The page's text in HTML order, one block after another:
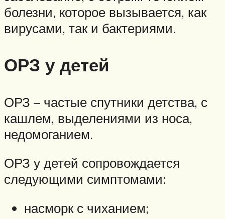
болезни, которое вызывается, как
вирусами, так и бактериями.
ОРЗ у детей
ОРЗ – частые спутники детства, с
кашлем, выделениями из носа,
недомоганием.
ОРЗ у детей сопровождается
следующими симптомами:
насморк с чиханием;